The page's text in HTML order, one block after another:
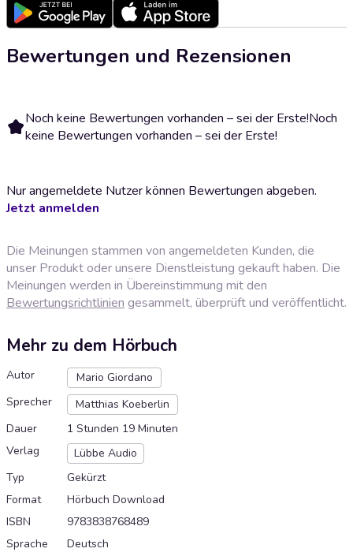
Bewertungen und Rezensionen
Noch keine Bewertungen vorhanden – sei der Erste!Noch
keine Bewertungen vorhanden – sei der Erste!
Nur angemeldete Nutzer können Bewertungen abgeben.
Jetzt anmelden
Die Meinungen stammen von angemeldeten Kunden, die
unser Produkt oder unsere Dienstleistung gekauft haben. Die
Meinungen werden in Übereinstimmung mit den
Bewertungsrichtlinien gesammelt, überprüft und veröffentlicht.
Mehr zu dem Hörbuch
Autor
Mario Giordano
Sprecher
Matthias Koeberlin
Dauer
1 Stunden 19 Minuten
Verlag
Lübbe Audio
Typ
Gekürzt
Format
Hörbuch Download
ISBN
9783838768489
Sprache
Deutsch